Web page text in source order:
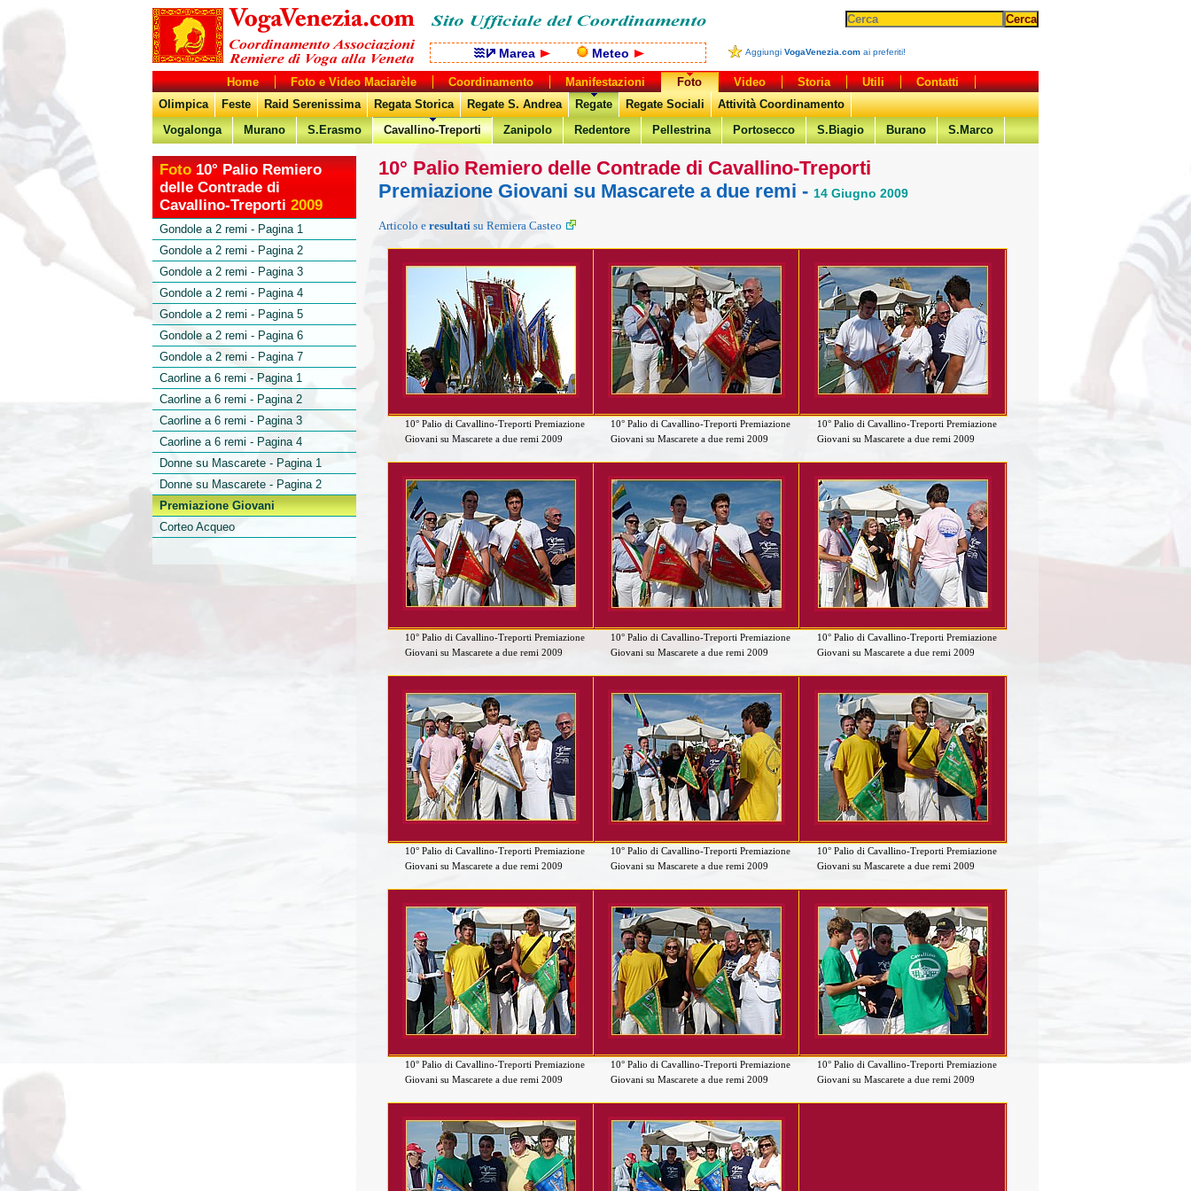
10° Palio Remiero delle Contrade di Cavallino-Treporti
Premiazione Giovani su Mascarete a due remi - 14 Giugno 2009
Articolo e resultati su Remiera Casteo
10° Palio di Cavallino-Treporti Premiazione
Giovani su Mascarete a due remi 2009
10° Palio di Cavallino-Treporti Premiazione
Giovani su Mascarete a due remi 2009
10° Palio di Cavallino-Treporti Premiazione
Giovani su Mascarete a due remi 2009
10° Palio di Cavallino-Treporti Premiazione
Giovani su Mascarete a due remi 2009
10° Palio di Cavallino-Treporti Premiazione
Giovani su Mascarete a due remi 2009
10° Palio di Cavallino-Treporti Premiazione
Giovani su Mascarete a due remi 2009
10° Palio di Cavallino-Treporti Premiazione
Giovani su Mascarete a due remi 2009
10° Palio di Cavallino-Treporti Premiazione
Giovani su Mascarete a due remi 2009
10° Palio di Cavallino-Treporti Premiazione
Giovani su Mascarete a due remi 2009
10° Palio di Cavallino-Treporti Premiazione
Giovani su Mascarete a due remi 2009
10° Palio di Cavallino-Treporti Premiazione
Giovani su Mascarete a due remi 2009
10° Palio di Cavallino-Treporti Premiazione
Giovani su Mascarete a due remi 2009
Marea Meteo
Home Foto e Video Maciarèle Coordinamento Manifestazioni Foto Video Storia Utili
Contatti
Olimpica
Feste Raid Serenissima Regata Storica Regate S. Andrea Regate Regate Sociali
Attività Coordinamento
Vogalonga
Murano S.Erasmo Cavallino-Treporti Zanipolo Redentore Pellestrina Portosecco S.Biagio Burano S.Marco
Foto10° Palio Remiero
delle Contrade di
Cavallino-Treporti 2009
Gondole a 2 remi - Pagina 1
Gondole a 2 remi - Pagina 2
Gondole a 2 remi - Pagina 3
Gondole a 2 remi - Pagina 4
Gondole a 2 remi - Pagina 5
Gondole a 2 remi - Pagina 6
Gondole a 2 remi - Pagina 7
Caorline a 6 remi - Pagina 1
Caorline a 6 remi - Pagina 2
Caorline a 6 remi - Pagina 3
Caorline a 6 remi - Pagina 4
Donne su Mascarete - Pagina 1
Donne su Mascarete - Pagina 2
Premiazione Giovani
Corteo Acqueo
Aggiungi VogaVenezia.com ai preferiti!